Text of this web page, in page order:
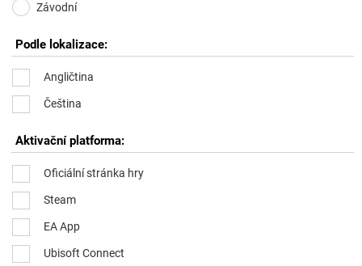
Závodní
Podle lokalizace:
Angličtina
Čeština
Aktivační platforma:
Oficiální stránka hry
Steam
EA App
Ubisoft Connect